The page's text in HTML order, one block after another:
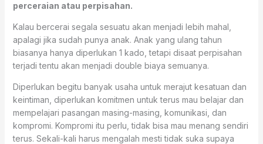
perceraian atau perpisahan.
Kalau bercerai segala sesuatu akan menjadi lebih mahal,
apalagi jika sudah punya anak. Anak yang ulang tahun
biasanya hanya diperlukan 1 kado, tetapi disaat perpisahan
terjadi tentu akan menjadi double biaya semuanya.
Diperlukan begitu banyak usaha untuk merajut kesatuan dan
keintiman, diperlukan komitmen untuk terus mau belajar dan
mempelajari pasangan masing-masing, komunikasi, dan
kompromi. Kompromi itu perlu, tidak bisa mau menang sendiri
terus. Sekali-kali harus mengalah mesti tidak suka supaya